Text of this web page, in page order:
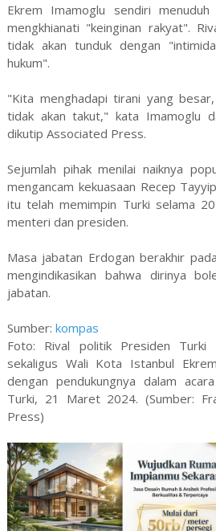
Ekrem Imamoglu sendiri
mengkhianati "keinginan rakyat".
tidak akan tunduk dengan
hukum".
"Kita menghadapi tirani yang
tidak akan takut," kata Imamoglu
dikutip Associated Press.
Sejumlah pihak menilai naiknya
mengancam kekuasaan Recep
itu telah memimpin Turki selama
menteri dan presiden.
Masa jabatan Erdogan berakhir
mengindikasikan bahwa dirinya
jabatan.
Sumber: kompas
Foto: Rival politik Presiden Turki
sekaligus Wali Kota Istanbul
dengan pendukungnya dalam
Turki, 21 Maret 2024. (Sumber:
Press)